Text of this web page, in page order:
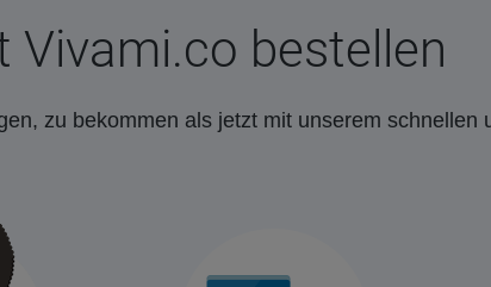
Vivami.co bestellen
zu bekommen als jetzt mit unserem schnellen